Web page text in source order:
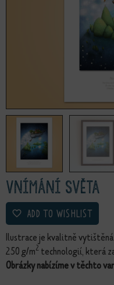
Vnímání světa
ADD TO WISHLIST
Ilustrace je kvalitně
250 g/m2 technologií, která
Obrázky nabízíme v těchto